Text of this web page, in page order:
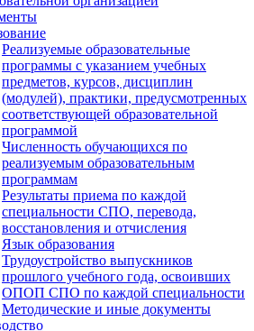
Реализуемые образовательные
программы с указанием учебных
предметов, курсов, дисциплин
(модулей), практики, предусмотренных
соответствующей образовательной
программой
Численность обучающихся по
реализуемым образовательным
программам
Результаты приема по каждой
специальности СПО, перевода,
восстановления и отчисления
Язык образования
Трудоустройство выпускников
прошлого учебного года, освоивших
ОПОП СПО по каждой специальности
Методические и иные документы